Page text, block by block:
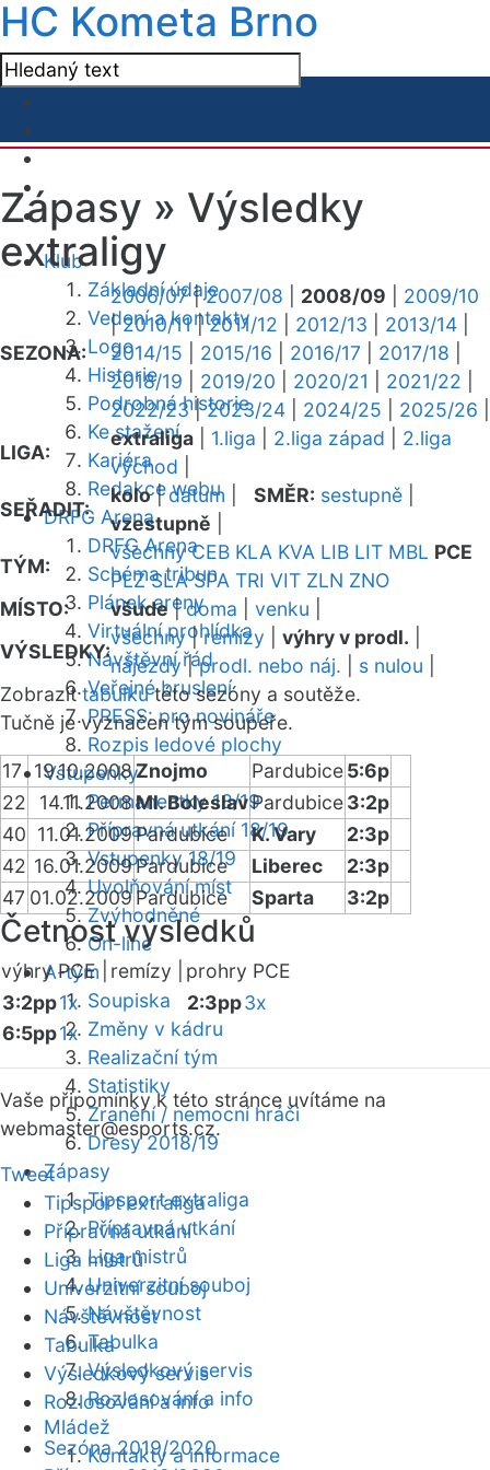
HC Kometa Brno
Klub
Základní údaje
Vedení a kontakty
Logo
Historie
Podrobná historie
Ke stažení
Kariéra
Redakce webu
DRFG Arena
DRFG Arena
Schéma tribun
Plánek areny
Virtuální prohlídka
Návštěvní řád
Veřejné bruslení
PRESS: pro novináře
Rozpis ledové plochy
Vstupenky
Permanentky 18/19
Přípravná utkání 18/19
Vstupenky 18/19
Uvolňování míst
Zvýhodněné
On-line
A-tým
Soupiska
Změny v kádru
Realizační tým
Statistiky
Zranění / nemocní hráči
Dresy 2018/19
Zápasy
Tipsport extraliga
Přípravná utkání
Liga mistrů
Univerzitní souboj
Návštěvnost
Tabulka
Výsledkový servis
Rozlosování a info
Mládež
Kontakty a informace
Zápasy » Výsledky
extraligy
SEZONA:
2006/07|2007/08 2008/09
2009/10
|2010/11|2011/12 2012/13 2013/14
2014/15
2015/16 2016/17 2017/18
2018/19
2019/20 2020/21 2021/22
2022/23|2023/24 2024/25 2025/26
LIGA:
extraliga 1.liga 2.liga západ
2.liga
východ
SEŘADIT:
kolo|datum SMĚR: sestupně
vzestupně
TÝM:
všechny CEB KLA KVA LIB LIT MBL PCE
PLZ SLA SPA TRI VIT ZLN ZNO
MÍSTO:
všude|doma venku
VÝSLEDKY:
všechny|remízy výhry v prodl.
nájezdy|prodl. nebo náj. s nulou
Zobrazittabulkutéto sezóny a soutěže.
Tučně je vyznačen tým soupeře.
17 19.10.2008Znojmo Pardubice5:6p
22
14.11.2008Ml. BoleslavPardubice3:2p
40 11.01.2009Pardubice K. Vary
2:3p
42 16.01.2009Pardubice Liberec
2:3p
47 01.02.2009Pardubice Sparta 3:2p
Četnost výsledků
výhry PCE | remízy |
prohry PCE
3:2pp1x
6:5pp1x
2:3pp3x
Vaše připomínky k této stránce uvítáme na
webmaster@esports.cz.
Tweet
Tipsport extraliga
Přípravná utkání
Liga mistrů
Univerzitní souboj
Návštěvnost
Tabulka
Výsledkový servis
Rozlosování a info
Sezóna 2019/2020